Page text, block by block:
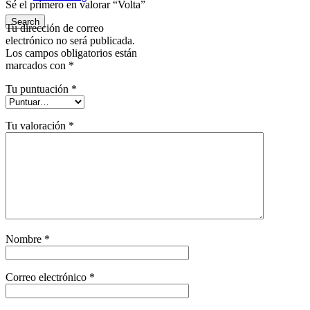
Search
Sé el primero en valorar “Volta”
Tu dirección de correo
electrónico no será publicada.
Los campos obligatorios están
marcados con *
Tu puntuación *
Tu valoración *
Nombre *
Correo electrónico *